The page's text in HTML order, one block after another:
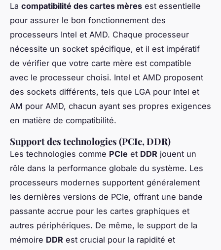
La compatibilité des cartes mères est essentielle
pour assurer le bon fonctionnement des
processeurs Intel et AMD. Chaque processeur
nécessite un socket spécifique, et il est impératif
de vérifier que votre carte mère est compatible
avec le processeur choisi. Intel et AMD proposent
des sockets différents, tels que LGA pour Intel et
AM pour AMD, chacun ayant ses propres exigences
en matière de compatibilité.
Support des technologies (PCIe, DDR)
Les technologies comme PCIe et DDR jouent un
rôle dans la performance globale du système. Les
processeurs modernes supportent généralement
les dernières versions de PCIe, offrant une bande
passante accrue pour les cartes graphiques et
autres périphériques. De même, le support de la
mémoire DDR est crucial pour la rapidité et